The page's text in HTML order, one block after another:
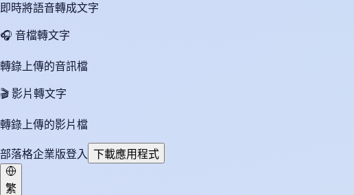
即時將語音轉成文字
🎧 音檔轉文字
轉錄上傳的音訊檔
🎬 影片轉文字
轉錄上傳的影片檔
部落格企業版登入 下載應用程式
繁